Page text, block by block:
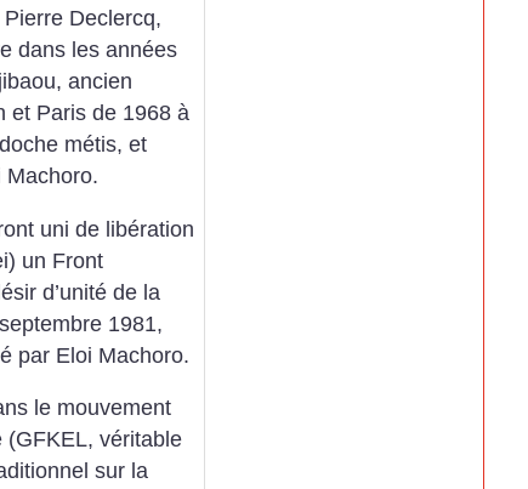
Declercq,
dans les années
ancien
et Paris de 1968 à
métis, et
Machoro.
uni de libération
un Front
d’unité de la
1981,
par Eloi Machoro.
le mouvement
(GFKEL, véritable
sur la